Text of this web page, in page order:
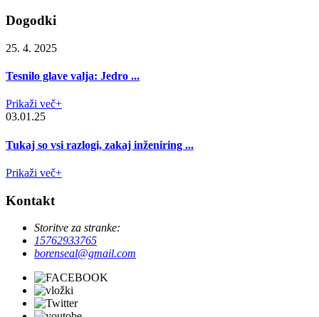
Dogodki
25. 4. 2025
Tesnilo glave valja: Jedro ...
Prikaži več+
03.01.25
Tukaj so vsi razlogi, zakaj inženiring ...
Prikaži več+
Kontakt
Storitve za stranke:
15762933765
borenseal@gmail.com